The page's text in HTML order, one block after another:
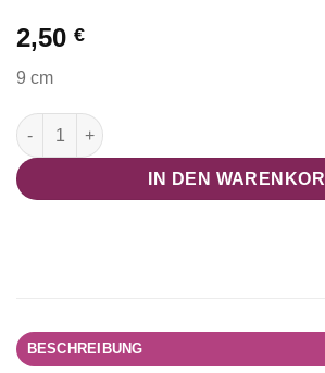
2,50 €
9 cm
Kerze "Einhorn Collection" Menge
IN DEN
BESCHREIBUNG